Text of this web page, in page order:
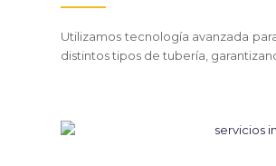
Utilizamos tecnología avanzada
distintos tipos de tubería,